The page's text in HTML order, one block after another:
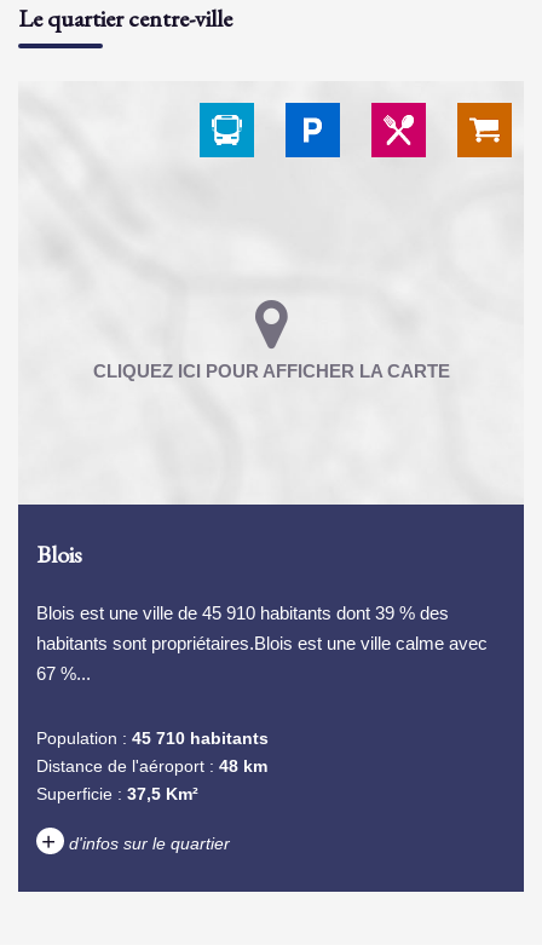
Le quartier centre-ville
Blois
Blois est une ville de 45 910 habitants dont 39 % des
habitants sont propriétaires.Blois est une ville calme avec
67 %...
Population : 45 710 habitants
Distance de l'aéroport : 48 km
Superficie : 37,5 Km²
+ d'infos sur le quartier